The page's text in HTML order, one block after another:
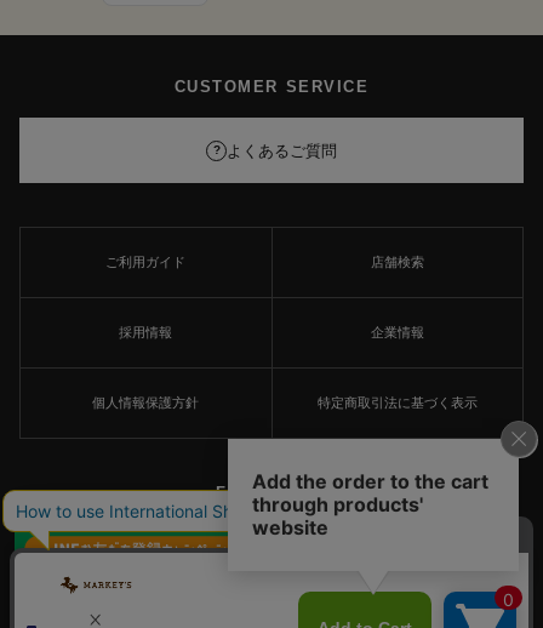
×
CUSTOMER SERVICE
? よくあるご質問
ご利用ガイド 店舗検索
採用情報 企業情報
個人情報保護方針 特定商取引法に基づく表示
FOLLOW US